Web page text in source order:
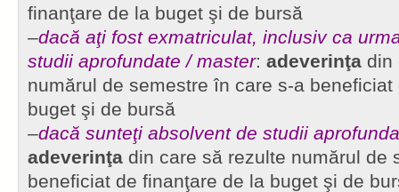
finanţare de la buget şi de bursă
–dacă aţi fost exmatriculat, inclusiv ca
studii aprofundate / master: adeverinţa din
numărul de semestre în care s-a
buget şi de bursă
–dacă sunteţi absolvent de studii
adeverinţa din care să rezulte numărul de
beneficiat de finanţare de la buget şi de